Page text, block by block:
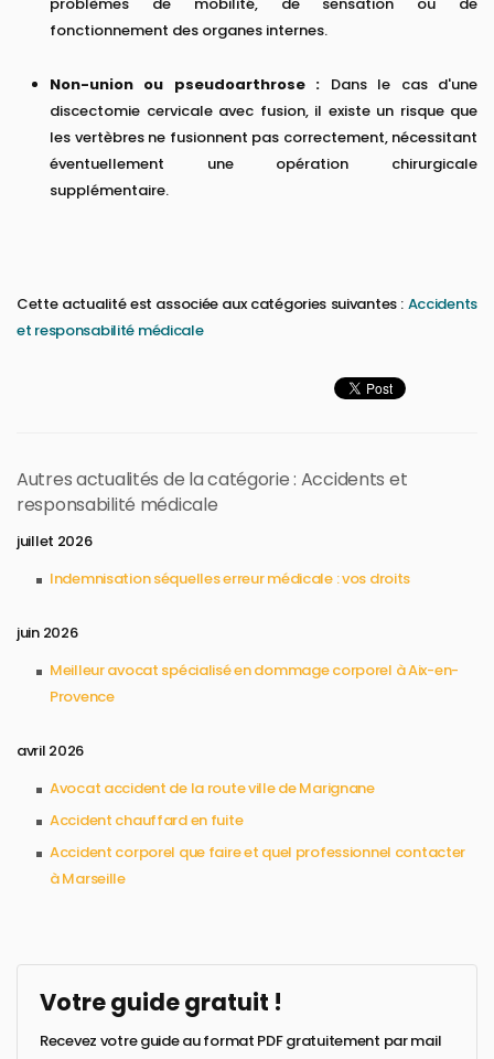
fonctionnement des organes internes.
Non-union ou pseudoarthrose : Dans le cas d'une
discectomie cervicale avec fusion, il existe un risque que
les vertèbres ne fusionnent pas correctement, nécessitant
éventuellement une opération chirurgicale
supplémentaire.
Cette actualité est associée aux catégories suivantes : Accidents
et responsabilité médicale
Autres actualités de la catégorie : Accidents et
responsabilité médicale
juillet 2026
Indemnisation séquelles erreur médicale : vos droits
juin 2026
Meilleur avocat spécialisé en dommage corporel à Aix-en-
Provence
avril 2026
Avocat accident de la route ville de Marignane
Accident chauffard en fuite
Accident corporel que faire et quel professionnel contacter
à Marseille
Votre guide gratuit !
Recevez votre guide au format PDF gratuitement par mail